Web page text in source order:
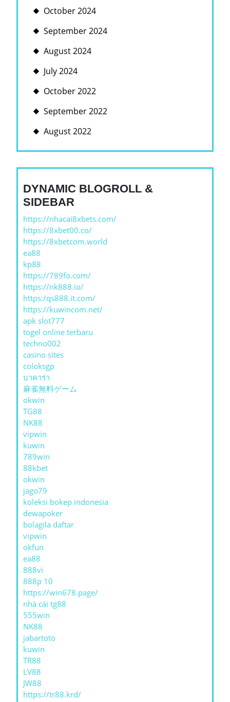
October 2024
September 2024
August 2024
July 2024
October 2022
September 2022
August 2022
DYNAMIC BLOGROLL &
SIDEBAR
https://nhacai8xbets.com/
https://8xbet00.co/
https://8xbetcom.world
ea88
kp88
https://789fo.com/
https://nk888.io/
https:/qs888.it.com/
https://kuwincom.net/
apk slot777
togel online terbaru
techno002
casino sites
coloksgp
บาคาร่า
麻雀無料ゲーム
okwin
TG88
NK88
vipwin
kuwin
789win
88kbet
okwin
jago79
koleksi bokep indonesia
dewapoker
bolagila daftar
vipwin
okfun
ea88
888vi
888p 10
https://win678.page/
nhà cái tg88
555win
NK88
jabartoto
kuwin
TR88
LV88
JW88
https://tr88.krd/